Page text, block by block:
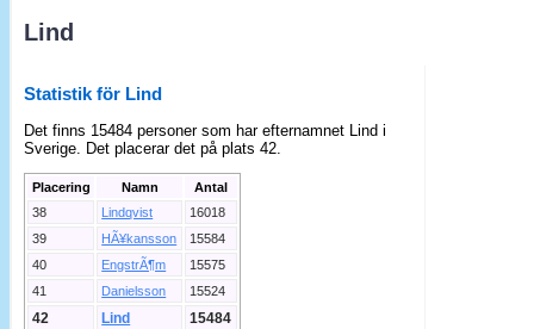
Lind
Statistik för Lind
Det finns 15484 personer som har efternamnet Lind i
Sverige. Det placerar det på plats 42.
Placering Namn
Antal
38
Lindqvist
16018
39
HÃ¥kansson
15584
40
EngstrÃ¶m
15575
41
Danielsson 15524
42 Lind 15484